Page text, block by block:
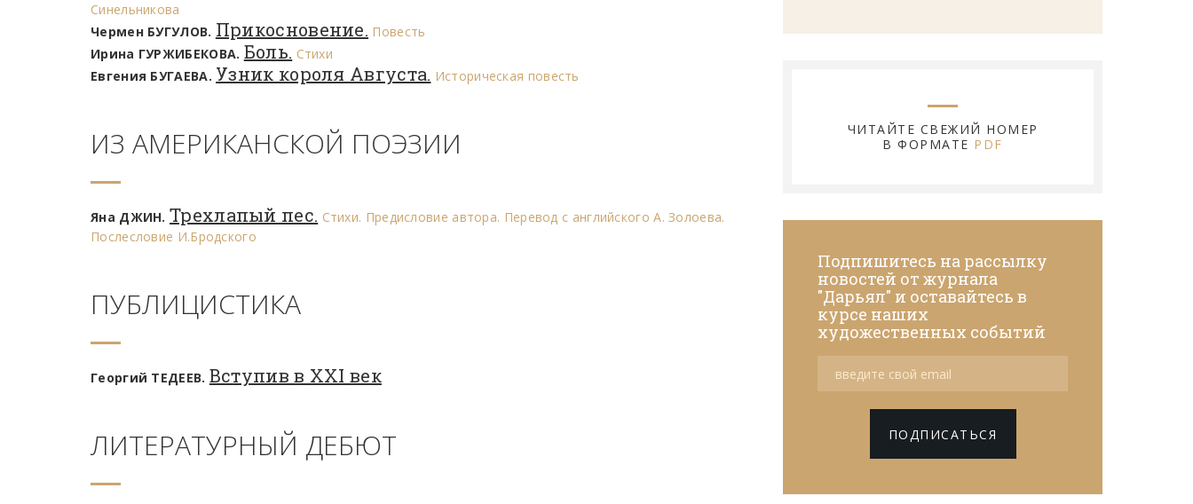
Синельникова
Чермен БУГУЛОВ. Прикосновение. Повесть
Ирина ГУРЖИБЕКОВА. Боль. Стихи
Евгения БУГАЕВА. Узник короля Августа. Историческая повесть
ИЗ АМЕРИКАНСКОЙ ПОЭЗИИ
Яна ДЖИН. Трехлапый пес. Стихи. Предисловие автора. Перевод с английского А. Золоева.
Послесловие И.Бродского
ПУБЛИЦИСТИКА
Георгий ТЕДЕЕВ. Вступив в XXI век
ЛИТЕРАТУРНЫЙ ДЕБЮТ
ЧИТАЙТЕ СВЕЖИЙ НОМЕР
В ФОРМАТЕ PDF
Подпишитесь на рассылку
новостей от журнала
"Дарьял" и оставайтесь в
курсе наших
художественных событий
ПОДПИСАТЬСЯ